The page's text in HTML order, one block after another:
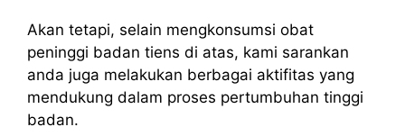
Akan tetapi, selain mengkonsumsi obat
peninggi badan tiens di atas, kami sarankan
anda juga melakukan berbagai aktifitas yang
mendukung dalam proses pertumbuhan tinggi
badan.